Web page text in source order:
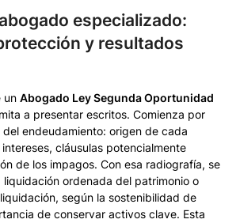
especializado:
y resultados
un Abogado Ley Segunda Oportunidad
a presentar escritos. Comienza por
del endeudamiento: origen de cada
cláusulas potencialmente
de los impagos. Con esa radiografía, se
liquidación ordenada del patrimonio o
según la sostenibilidad de
de conservar activos clave. Esta